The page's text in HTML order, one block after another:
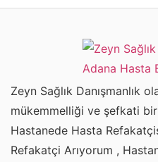
Zeyn Sağlık Danışmanlık
mükemmelliği ve şefkati
Hastanede Hasta
Refakatçi Arıyorum ,